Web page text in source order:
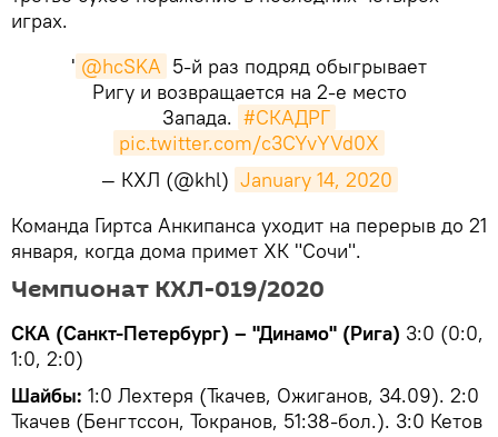
играх.
' @hcSKA 5-й раз подряд обыгрывает
Ригу и возвращается на 2-е место
Запада. #СКАДРГ
pic.twitter.com/c3CYvYVd0X
— КХЛ (@khl) January 14, 2020
​Команда Гиртса Анкипанса уходит на перерыв до 21
января, когда дома примет ХК "Сочи".
Чемпионат КХЛ-019/2020
СКА (Санкт-Петербург) – "Динамо" (Рига) 3:0 (0:0,
1:0, 2:0)
Шайбы: 1:0 Лехтеря (Ткачев, Ожиганов, 34.09). 2:0
Ткачев (Бенгтссон, Токранов, 51:38-бол.). 3:0 Кетов